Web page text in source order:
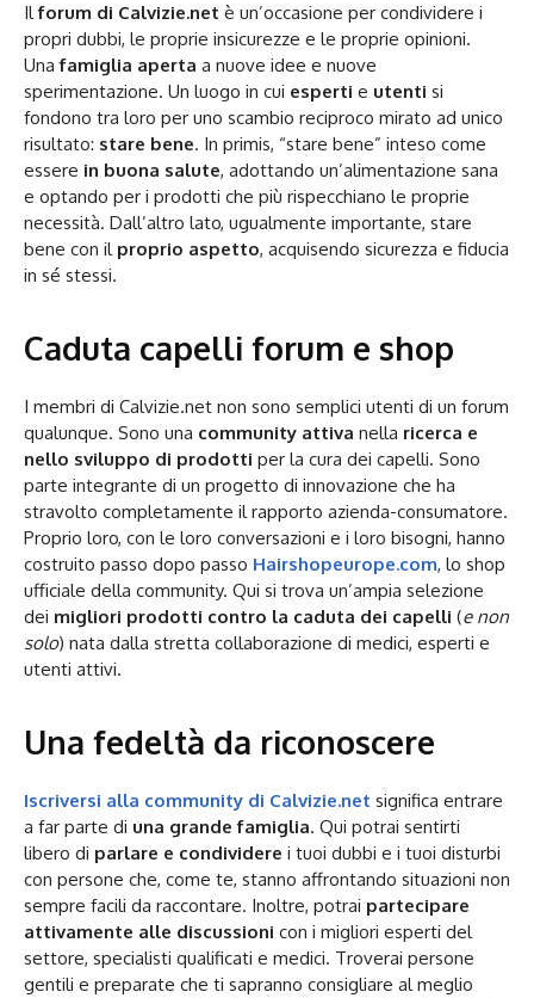
Ilforum di Calvizie.net è un’occasione per condividere i
propri dubbi, le proprie insicurezze e le proprie opinioni.
Unafamiglia aperta a nuove idee e nuove
sperimentazione. Un luogo in cui esperti e utenti si
fondono tra loro per uno scambio reciproco mirato ad unico
risultato: stare bene. In primis, “stare bene” inteso come
essere in buona salute, adottando un’alimentazione sana
e optando per i prodotti che più rispecchiano le proprie
necessità. Dall’altro lato, ugualmente importante, stare
bene con il proprio aspetto, acquisendo sicurezza e fiducia
in sé stessi.
Caduta capelli forum e shop
I membri di Calvizie.net non sono semplici utenti di un forum
qualunque. Sono una community attiva nella ricerca e
nello sviluppo di prodotti per la cura dei capelli. Sono
parte integrante di un progetto di innovazione che ha
stravolto completamente il rapporto azienda-consumatore.
Proprio loro, con le loro conversazioni e i loro bisogni, hanno
costruito passo dopo passo Hairshopeurope.com, lo shop
ufficiale della community. Qui si trova un’ampia selezione
dei migliori prodotti contro la caduta dei capelli (e non
solo) nata dalla stretta collaborazione di medici, esperti e
utenti attivi.
Una fedeltà da riconoscere
Iscriversi alla community di Calvizie.net significa entrare
a far parte di una grande famiglia. Qui potrai sentirti
libero di parlare e condividere i tuoi dubbi e i tuoi disturbi
con persone che, come te, stanno affrontando situazioni non
sempre facili da raccontare. Inoltre, potrai partecipare
attivamente alle discussioni con i migliori esperti del
settore, specialisti qualificati e medici. Troverai persone
gentili e preparate che ti sapranno consigliare al meglio